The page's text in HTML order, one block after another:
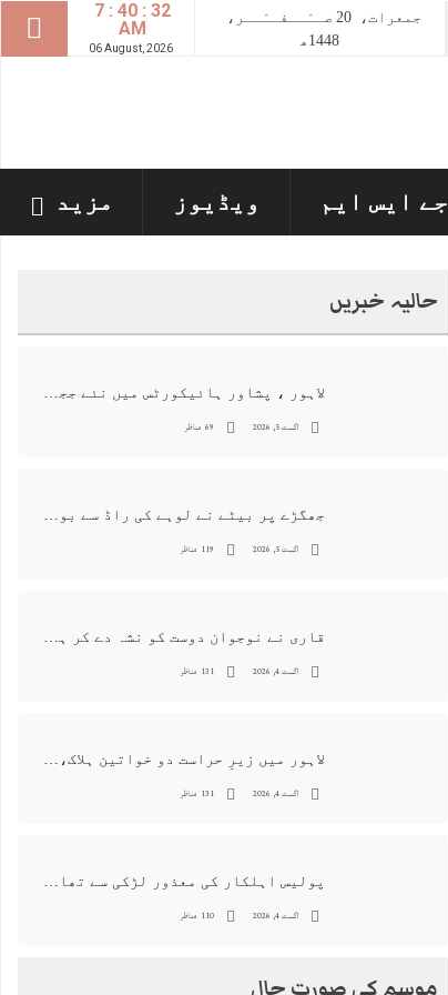
7 : 40 : 33
AM
06 August, 2026
جمعرات، 20 صــَــفــَــر،
1448ھ
جے ایس ایم ویڈیوز مزید
حالیہ خبریں
لاہور ، پشاور ہائیکورٹس میں نئے ججز کی تعیناتی اور مستقلی التواء کا شکار
اگست 5, 2026 69 مناظر
جھگڑے پر بیٹے نے لوہے کی راڈ سے بوڑھی ماں اور ہمسائی کو قتل کردیا
اگست 5, 2026 119 مناظر
قاری نے نوجوان دوست کو نشہ دے کر ہوس کا نشانہ بنا دیا، مقدمہ درج
اگست 4, 2026 131 مناظر
لاہور میں زیرِ حراست دو خواتین ہلاک، واقعے کی انکوائری شروع کر دی گئی
اگست 4, 2026 131 مناظر
پولیس اہلکار کی معذور لڑکی سے تھانہ میں‌ زیادتی، ایس ایچ او سمیت تمام عملہ معطل
اگست 4, 2026 110 مناظر